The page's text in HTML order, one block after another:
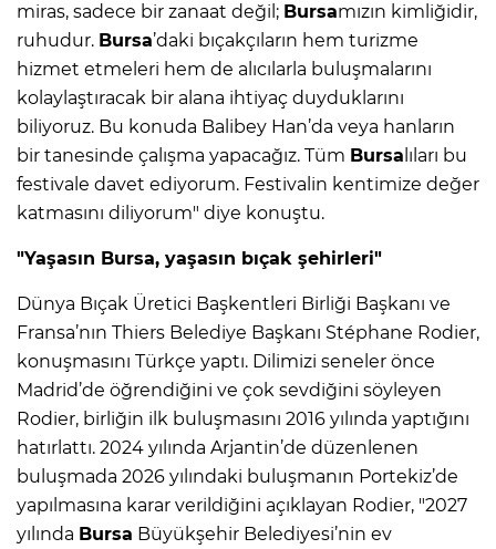
miras, sadece bir zanaat değil; Bursamızın kimliğidir,
ruhudur. Bursa’daki bıçakçıların hem turizme
hizmet etmeleri hem de alıcılarla buluşmalarını
kolaylaştıracak bir alana ihtiyaç duyduklarını
biliyoruz. Bu konuda Balibey Han’da veya hanların
bir tanesinde çalışma yapacağız. Tüm Bursa lıları bu
festivale davet ediyorum. Festivalin kentimize değer
katmasını diliyorum" diye konuştu.
"Yaşasın Bursa, yaşasın bıçak şehirleri"
Dünya Bıçak Üretici Başkentleri Birliği Başkanı ve
Fransa’nın Thiers Belediye Başkanı Stéphane Rodier,
konuşmasını Türkçe yaptı. Dilimizi seneler önce
Madrid’de öğrendiğini ve çok sevdiğini söyleyen
Rodier, birliğin ilk buluşmasını 2016 yılında yaptığını
hatırlattı. 2024 yılında Arjantin’de düzenlenen
buluşmada 2026 yılındaki buluşmanın Portekiz’de
yapılmasına karar verildiğini açıklayan Rodier, "2027
yılında Bursa Büyükşehir Belediyesi’nin ev